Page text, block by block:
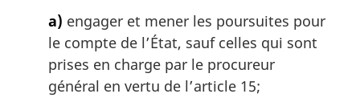
a) engager et mener les poursuites pour
le compte de l’État, sauf celles qui sont
prises en charge par le procureur
général en vertu de l’article 15;